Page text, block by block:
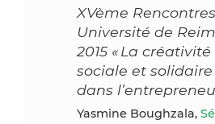
XVème
Université de
2015 « La
sociale et
dans
Yasmine Boughzala,